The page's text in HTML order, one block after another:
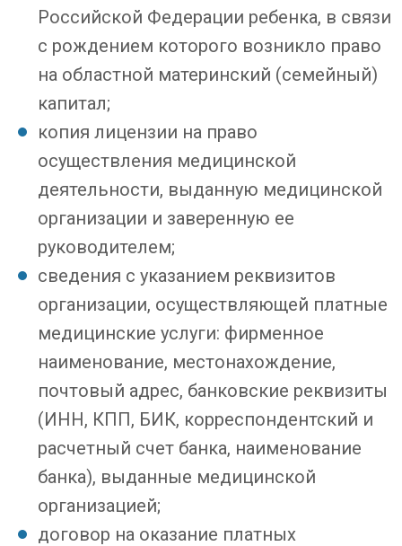
Российской Федерации ребенка, в связи
с рождением которого возникло право
на областной материнский (семейный)
капитал;
копия лицензии на право
осуществления медицинской
деятельности, выданную медицинской
организации и заверенную ее
руководителем;
сведения с указанием реквизитов
организации, осуществляющей платные
медицинские услуги: фирменное
наименование, местонахождение,
почтовый адрес, банковские реквизиты
(ИНН, КПП, БИК, корреспондентский и
расчетный счет банка, наименование
банка), выданные медицинской
организацией;
договор на оказание платных